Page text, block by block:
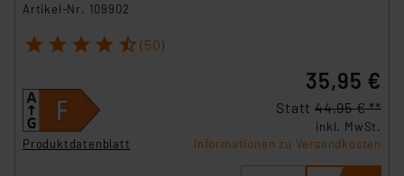
Artikel-Nr. 109902
1 2 3 4 5 (50)
Produktdatenblatt
35,95 €
Statt 44,95 € **
inkl. MwSt.
Informationen zu Versandkosten